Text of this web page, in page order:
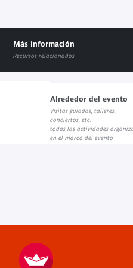
Más información
Recursos relacionados
Prochains rendez-vous du
Internal link
Alrededor del evento
Visitas guiadas, talleres,
conciertos, etc.
todas las actividades
en el marco del evento